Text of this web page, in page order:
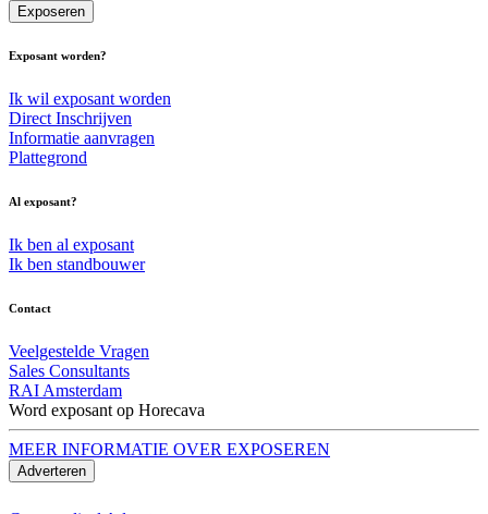
Exposeren
Exposant worden?
Ik wil exposant worden
Direct Inschrijven
Informatie aanvragen
Plattegrond
Al exposant?
Ik ben al exposant
Ik ben standbouwer
Contact
Veelgestelde Vragen
Sales Consultants
RAI Amsterdam
Word exposant op Horecava
MEER INFORMATIE OVER EXPOSEREN
Adverteren